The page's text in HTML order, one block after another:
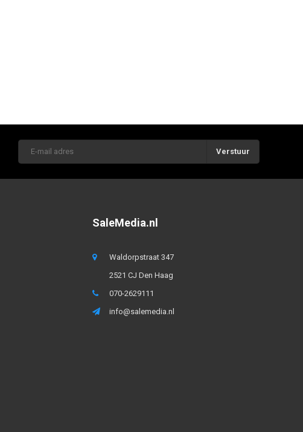
Verstuur
SaleMedia.nl
Waldorpstraat 347
2521 CJ Den Haag
070-2629111
info@salemedia.nl